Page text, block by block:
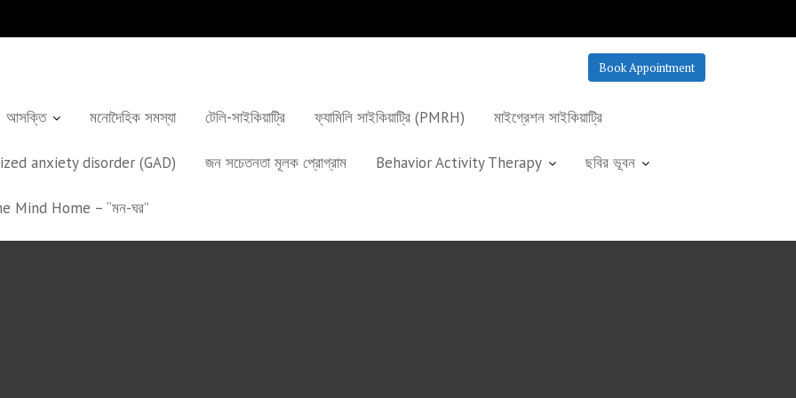
Book Appointment
আসক্তি মনোদৈহিক সমস্যা টেলি-সাইকিয়াট্রি ফ্যামিলি সাইকিয়াট্রি (PMRH) মাইগ্রেশন সাইকিয়াট্রি
anxiety disorder (GAD) জন সচেতনতা মূলক প্রোগ্রাম Behavior Activity Therapy ছবির ভূবন
Mind Home – “মন-ঘর”